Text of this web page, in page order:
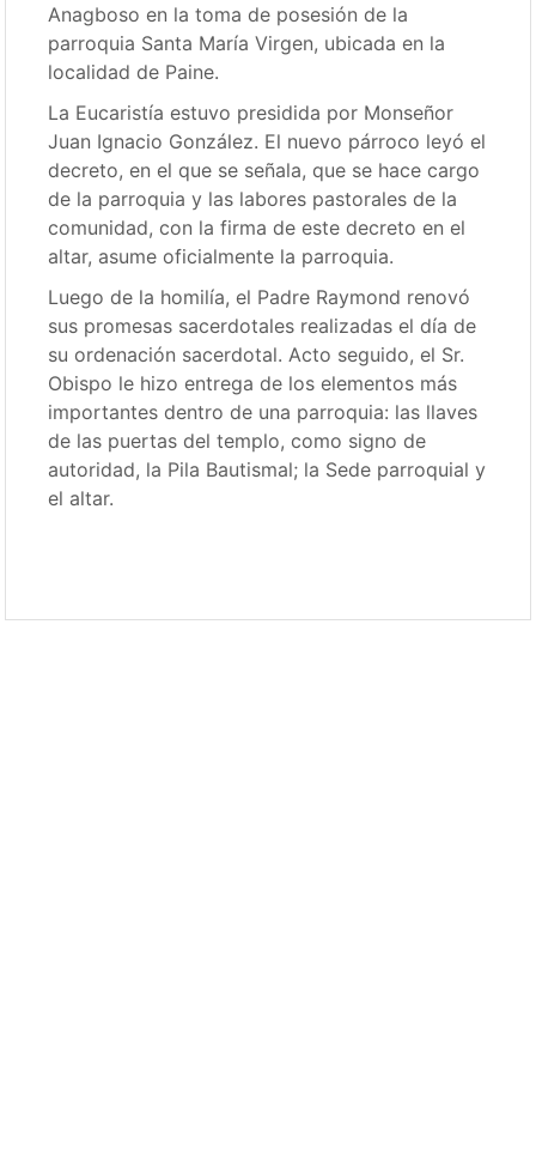
Anagboso en la toma de posesión de la
parroquia Santa María Virgen, ubicada en la
localidad de Paine.
La Eucaristía estuvo presidida por Monseñor
Juan Ignacio González. El nuevo párroco leyó el
decreto, en el que se señala, que se hace cargo
de la parroquia y las labores pastorales de la
comunidad, con la firma de este decreto en el
altar, asume oficialmente la parroquia.
Luego de la homilía, el Padre Raymond renovó
sus promesas sacerdotales realizadas el día de
su ordenación sacerdotal. Acto seguido, el Sr.
Obispo le hizo entrega de los elementos más
importantes dentro de una parroquia: las llaves
de las puertas del templo, como signo de
autoridad, la Pila Bautismal; la Sede parroquial y
el altar.